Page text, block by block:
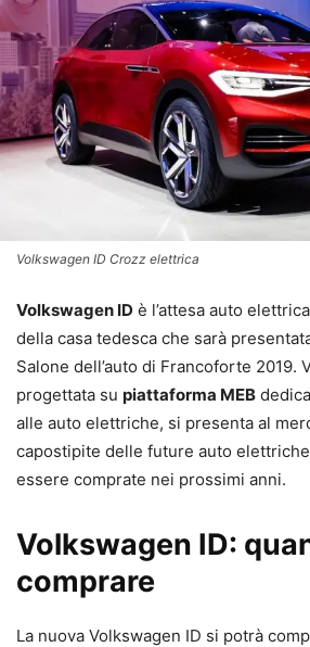
Volkswagen ID Crozz elettrica
Volkswagen ID è l’attesa auto
della casa tedesca che sarà
Salone dell’auto di Francoforte 2019.
progettata su piattaforma MEB
alle auto elettriche, si presenta al
capostipite delle future auto
essere comprate nei prossimi anni.
Volkswagen ID:
comprare
La nuova Volkswagen ID si potrà